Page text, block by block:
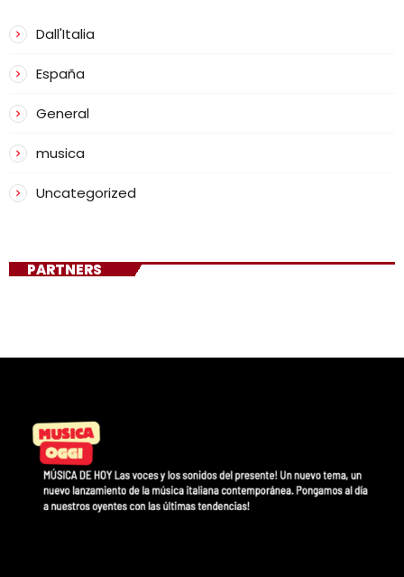
Dall'Italia
España
General
musica
Uncategorized
PARTNERS